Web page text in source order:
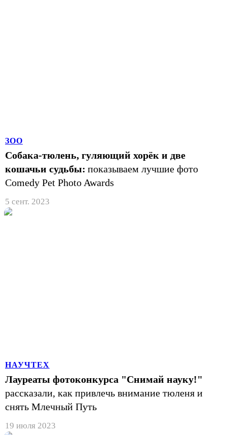
ЗОО
Собака-тюлень, гуляющий хорёк и две
кошачьи судьбы: показываем лучшие фото
Comedy Pet Photo Awards
5 сент. 2023
НАУЧТЕХ
Лауреаты фотоконкурса "Снимай науку!"
рассказали, как привлечь внимание тюленя и
снять Млечный Путь
19 июля 2023